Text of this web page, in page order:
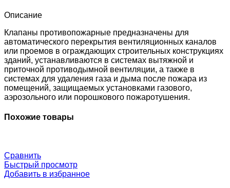
0-
0-
0
Описание
Клапаны противопожарные предназначены для
автоматического перекрытия вентиляционных каналов
или проемов в ограждающих строительных конструкциях
зданий, устанавливаются в системах вытяжной и
приточной противодымной вентиляции, а также в
системах для удаления газа и дыма после пожара из
помещений, защищаемых установками газового,
аэрозольного или порошкового пожаротушения.
Похожие товары
Сравнить
Быстрый просмотр
Добавить в избранное